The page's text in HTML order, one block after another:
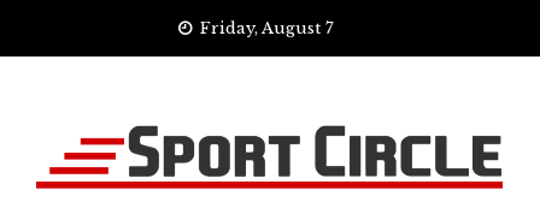
Friday, August 7